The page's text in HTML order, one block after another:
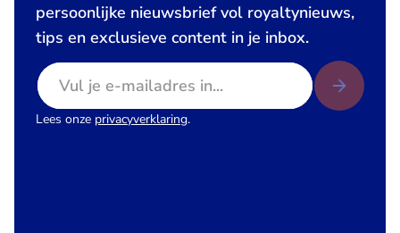
persoonlijke nieuwsbrief vol royaltynieuws,
tips en exclusieve content in je inbox.
E-mailadres
Lees onze privacyverklaring.